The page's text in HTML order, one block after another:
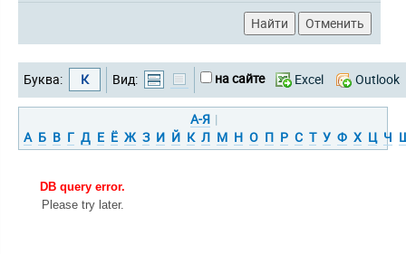
Буква: К Вид: на сайте Excel Outlook
А-Я |
А Б В Г Д Е Ё Ж З И Й К Л М Н О П Р С Т У Ф Х Ц Ч
DB query error.
Please try later.